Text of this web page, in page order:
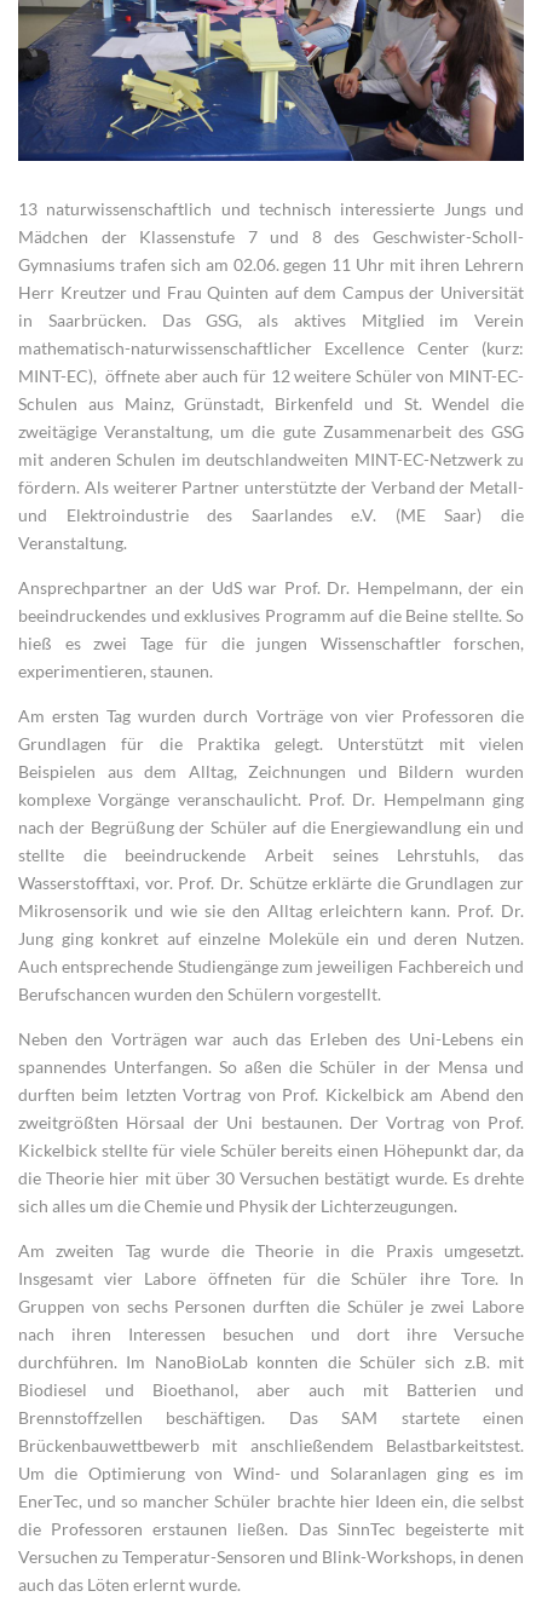
13 naturwissenschaftlich und technisch interessierte Jungs und
Mädchen der Klassenstufe 7 und 8 des Geschwister-Scholl-
Gymnasiums trafen sich am 02.06. gegen 11 Uhr mit ihren Lehrern
Herr Kreutzer und Frau Quinten auf dem Campus der Universität
in Saarbrücken. Das GSG, als aktives Mitglied im Verein
mathematisch-naturwissenschaftlicher Excellence Center (kurz:
MINT-EC), öffnete aber auch für 12 weitere Schüler von MINT-EC-
Schulen aus Mainz, Grünstadt, Birkenfeld und St. Wendel die
zweitägige Veranstaltung, um die gute Zusammenarbeit des GSG
mit anderen Schulen im deutschlandweiten MINT-EC-Netzwerk zu
fördern. Als weiterer Partner unterstützte der Verband der Metall-
und Elektroindustrie des Saarlandes e.V. (ME Saar) die
Veranstaltung.
Ansprechpartner an der UdS war Prof. Dr. Hempelmann, der ein
beeindruckendes und exklusives Programm auf die Beine stellte. So
hieß es zwei Tage für die jungen Wissenschaftler forschen,
experimentieren, staunen.
Am ersten Tag wurden durch Vorträge von vier Professoren die
Grundlagen für die Praktika gelegt. Unterstützt mit vielen
Beispielen aus dem Alltag, Zeichnungen und Bildern wurden
komplexe Vorgänge veranschaulicht. Prof. Dr. Hempelmann ging
nach der Begrüßung der Schüler auf die Energiewandlung ein und
stellte die beeindruckende Arbeit seines Lehrstuhls, das
Wasserstofftaxi, vor. Prof. Dr. Schütze erklärte die Grundlagen zur
Mikrosensorik und wie sie den Alltag erleichtern kann. Prof. Dr.
Jung ging konkret auf einzelne Moleküle ein und deren Nutzen.
Auch entsprechende Studiengänge zum jeweiligen Fachbereich und
Berufschancen wurden den Schülern vorgestellt.
Neben den Vorträgen war auch das Erleben des Uni-Lebens ein
spannendes Unterfangen. So aßen die Schüler in der Mensa und
durften beim letzten Vortrag von Prof. Kickelbick am Abend den
zweitgrößten Hörsaal der Uni bestaunen. Der Vortrag von Prof.
Kickelbick stellte für viele Schüler bereits einen Höhepunkt dar, da
die Theorie hier mit über 30 Versuchen bestätigt wurde. Es drehte
sich alles um die Chemie und Physik der Lichterzeugungen.
Am zweiten Tag wurde die Theorie in die Praxis umgesetzt.
Insgesamt vier Labore öffneten für die Schüler ihre Tore. In
Gruppen von sechs Personen durften die Schüler je zwei Labore
nach ihren Interessen besuchen und dort ihre Versuche
durchführen. Im NanoBioLab konnten die Schüler sich z.B. mit
Biodiesel und Bioethanol, aber auch mit Batterien und
Brennstoffzellen beschäftigen. Das SAM startete einen
Brückenbauwettbewerb mit anschließendem Belastbarkeitstest.
Um die Optimierung von Wind- und Solaranlagen ging es im
EnerTec, und so mancher Schüler brachte hier Ideen ein, die selbst
die Professoren erstaunen ließen. Das SinnTec begeisterte mit
Versuchen zu Temperatur-Sensoren und Blink-Workshops, in denen
auch das Löten erlernt wurde.